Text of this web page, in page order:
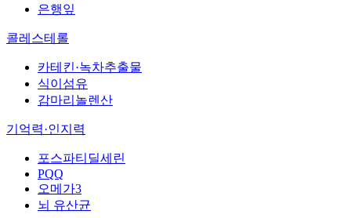
은행잎
콜레스테롤
카테킨·녹차추출물
식이섬유
감마리놀렌산
기억력·인지력
포스파티딜세린
PQQ
오메가3
뇌 유산균